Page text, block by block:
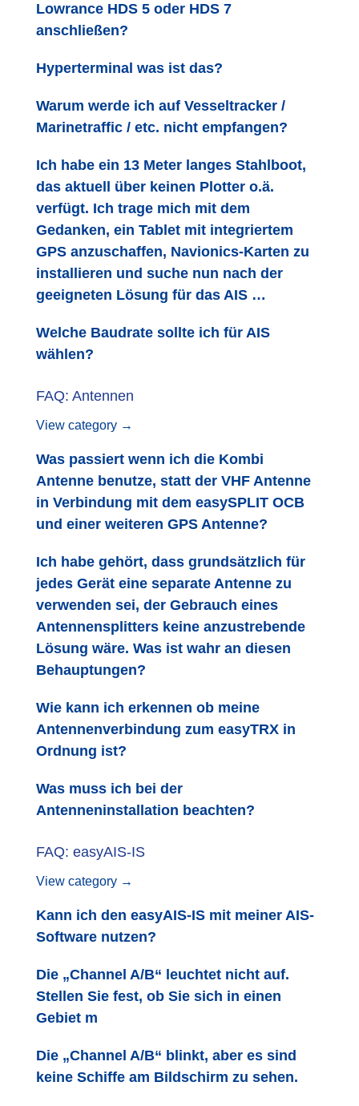
Lowrance HDS 5 oder HDS 7
anschließen?
Hyperterminal was ist das?
Warum werde ich auf Vesseltracker /
Marinetraffic / etc. nicht empfangen?
Ich habe ein 13 Meter langes Stahlboot,
das aktuell über keinen Plotter o.ä.
verfügt. Ich trage mich mit dem
Gedanken, ein Tablet mit integriertem
GPS anzuschaffen, Navionics-Karten zu
installieren und suche nun nach der
geeigneten Lösung für das AIS …
Welche Baudrate sollte ich für AIS
wählen?
FAQ: Antennen
View category →
Was passiert wenn ich die Kombi
Antenne benutze, statt der VHF Antenne
in Verbindung mit dem easySPLIT OCB
und einer weiteren GPS Antenne?
Ich habe gehört, dass grundsätzlich für
jedes Gerät eine separate Antenne zu
verwenden sei, der Gebrauch eines
Antennensplitters keine anzustrebende
Lösung wäre. Was ist wahr an diesen
Behauptungen?
Wie kann ich erkennen ob meine
Antennenverbindung zum easyTRX in
Ordnung ist?
Was muss ich bei der
Antenneninstallation beachten?
FAQ: easyAIS-IS
View category →
Kann ich den easyAIS-IS mit meiner AIS-
Software nutzen?
Die „Channel A/B“ leuchtet nicht auf.
Stellen Sie fest, ob Sie sich in einen
Gebiet m
Die „Channel A/B“ blinkt, aber es sind
keine Schiffe am Bildschirm zu sehen.